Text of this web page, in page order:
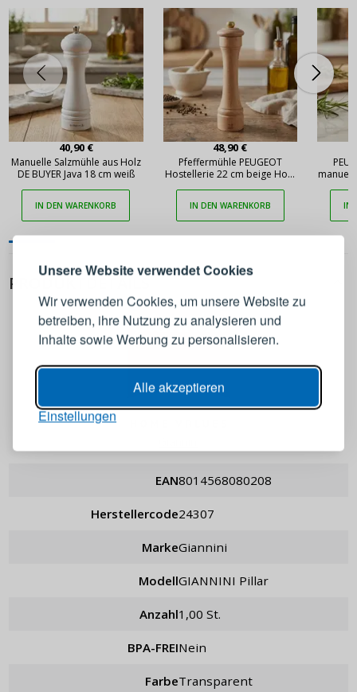
Unsere Website verwendet Cookies
Wir verwenden Cookies, um unsere Website zu
betreiben, ihre Nutzung zu analysieren und
Inhalte sowie Werbung zu personalisieren.
Alle akzeptieren
Einstellungen
40,90 €
Manuelle Salzmühle aus Holz
DE BUYER Java 18 cm weiß
IN DEN WARENKORB
48,90 €
Pfeffermühle PEUGEOT
Hostellerie 22 cm beige Holz
IN DEN WARENKORB IN
PRODUKTDETAILS
EAN 8014568080208
Herstellercode 24307
Marke Giannini
Modell GIANNINI Pillar
Anzahl 1,00 St.
BPA-FREI Nein
Farbe Transparent
ANMELDEN REGISTRIEREN
Melden Sie sich bei Ihrem
E-Mail-Adresse
Passwort erinnern